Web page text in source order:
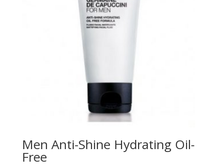
Men Anti-Shine Hydrating Oil-
Free